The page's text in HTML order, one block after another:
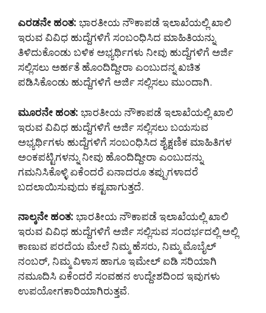
ಎರಡನೇ ಹಂತ: ಭಾರತೀಯ ನೌಕಾಪಡೆ ಇಲಾಖೆಯಲ್ಲಿ ಖಾಲಿ
ಇರುವ ವಿವಿಧ ಹುದ್ದೆಗಳಿಗೆ ಸಂಬಂಧಿಸಿದ ಮಾಹಿತಿಯನ್ನು
ತಿಳಿದುಕೊಂಡು ಬಳಿಕ ಅಭ್ಯರ್ಥಿಗಳು ನೀವು ಹುದ್ದೆಗಳಿಗೆ ಅರ್ಜಿ
ಸಲ್ಲಿಸಲು ಅರ್ಹತೆ ಹೊಂದಿದ್ದೀರಾ ಎಂಬುದನ್ನ ಖಚಿತ
ಪಡಿಸಿಕೊಂಡು ಹುದ್ದೆಗಳಿಗೆ ಅರ್ಜಿ ಸಲ್ಲಿಸಲು ಮುಂದಾಗಿ.
ಮೂರನೇ ಹಂತ: ಭಾರತೀಯ ನೌಕಾಪಡೆ ಇಲಾಖೆಯಲ್ಲಿ ಖಾಲಿ
ಇರುವ ವಿವಿಧ ಹುದ್ದೆಗಳಿಗೆ ಅರ್ಜಿ ಸಲ್ಲಿಸಲು ಬಯಸುವ
ಅಭ್ಯರ್ಥಿಗಳು ಹುದ್ದೆಗಳಿಗೆ ಸಂಬಂಧಿಸಿದ ಶೈಕ್ಷಣಿಕ ಮಾಹಿತಿಗಳ
ಅಂಕಪಟ್ಟಿಗಳನ್ನು ನೀವು ಹೊಂದಿದ್ದೀರಾ ಎಂಬುದನ್ನು
ಗಮನಿಸಿಕೊಳ್ಳಿ ಏಕೆಂದರೆ ಏನಾದರೂ ತಪ್ಪುಗಳಾದರೆ
ಬದಲಾಯಿಸುವುದು ಕಷ್ಟವಾಗುತ್ತದೆ.
ನಾಲ್ಕನೇ ಹಂತ: ಭಾರತೀಯ ನೌಕಾಪಡೆ ಇಲಾಖೆಯಲ್ಲಿ ಖಾಲಿ
ಇರುವ ವಿವಿಧ ಹುದ್ದೆಗಳಿಗೆ ಅರ್ಜಿ ಸಲ್ಲಿಸುವ ಸಂದರ್ಭದಲ್ಲಿ ಅಲ್ಲಿ
ಕಾಣುವ ಪರದೆಯ ಮೇಲೆ ನಿಮ್ಮ ಹೆಸರು, ನಿಮ್ಮ ಮೊಬೈಲ್
ನಂಬರ್, ನಿಮ್ಮ ವಿಳಾಸ ಹಾಗೂ ಇಮೇಲ್ ಐಡಿ ಸರಿಯಾಗಿ
ನಮೂದಿಸಿ ಏಕೆಂದರೆ ಸಂವಹನ ಉದ್ದೇಶದಿಂದ ಇವುಗಳು
ಉಪಯೋಗಕಾರಿಯಾಗಿರುತ್ತವೆ.